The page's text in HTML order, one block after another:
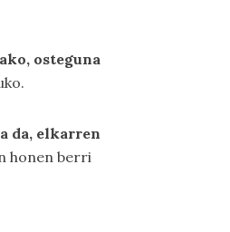
osteguna
da, elkarren
honen berri